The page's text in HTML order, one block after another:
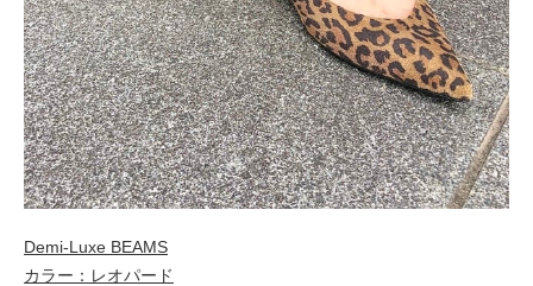
Demi-Luxe BEAMS
カラー：レオパード